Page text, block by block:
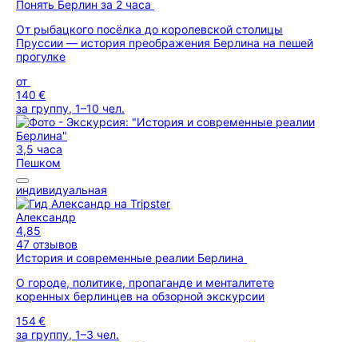
Понять Берлин за 2 часа
От рыбацкого посёлка до королевской столицы
Пруссии — история преображения Берлина на пешей
прогулке
от
140 €
за группу, 1–10 чел.
3,5 часа
Пешком
индивидуальная
Александр
4,85
47 отзывов
История и современные реалии Берлина
О городе, политике, пропаганде и менталитете
коренных берлинцев на обзорной экскурсии
154 €
за группу, 1–3 чел.